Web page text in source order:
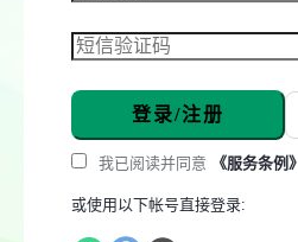
登录/注册
我已阅读并同意 《服务条例》
或使用以下帐号直接登录: